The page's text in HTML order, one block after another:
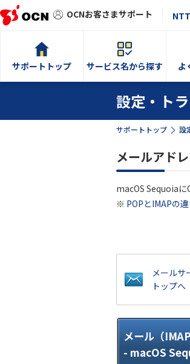
OCNお客さまサポート
サポートトップ サービス名から探す よ
設定・ト
サポートトップ 設
メールアド
macOS Sequoiaに
※ POPとIMAPの
メールサ
トップへ
メール（
- macOS